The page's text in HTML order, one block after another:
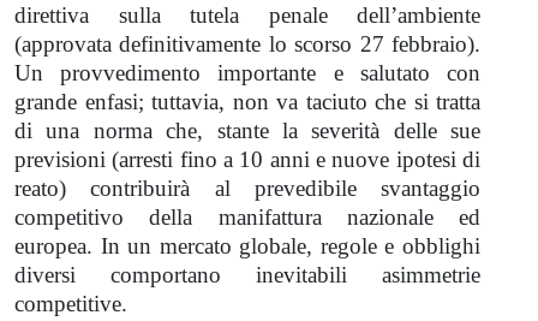
direttiva sulla tutela penale dell’ambiente
(approvata definitivamente lo scorso 27 febbraio).
Un provvedimento importante e salutato con
grande enfasi; tuttavia, non va taciuto che si tratta
di una norma che, stante la severità delle sue
previsioni (arresti fino a 10 anni e nuove ipotesi di
reato) contribuirà al prevedibile svantaggio
competitivo della manifattura nazionale ed
europea. In un mercato globale, regole e obblighi
diversi comportano inevitabili asimmetrie
competitive.